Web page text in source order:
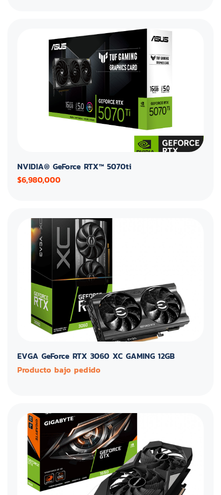
NVIDIA® GeForce RTX™ 5070ti
$6,980,000
EVGA GeForce RTX 3060 XC GAMING 12GB
Producto bajo pedido